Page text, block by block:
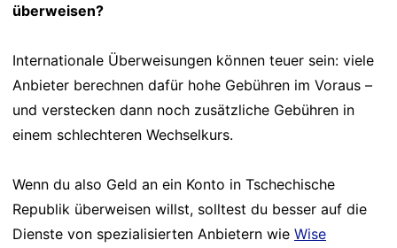
überweisen?
Internationale Überweisungen können teuer sein: viele
Anbieter berechnen dafür hohe Gebühren im Voraus –
und verstecken dann noch zusätzliche Gebühren in
einem schlechteren Wechselkurs.
Wenn du also Geld an ein Konto in Tschechische
Republik überweisen willst, solltest du besser auf die
Dienste von spezialisierten Anbietern wie Wise